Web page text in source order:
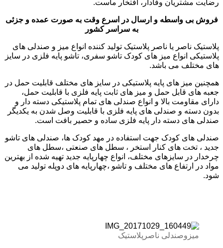
رضایت مشتریان وفادار، افتخار ماست.
فروش بی واسطه و ارسال در اسرع وقت به صورت عمده و جزئی
به سراسر کشور
پلاستیک ناصر یا ناصر پلاستیک تولید کننده انواع میز و صندلی های
پلاستیکی انواع میز های کودک تاشو سفری، تاشو پایه فلزی در سایز
های مختلف می باشد.
همچنین میز های پایه پلاستیکی در سایز های مختلف قابلیت حمل در
جعبه های قابل حمل و میز های ثابت پایه فلزی با قابلیت حمل،
دارای مقاومت بالا و انواع صندلی های تمام پلاستیکی دسته دار و
بدون دسته و صندلی های پایه فلزی با قابلیت وصل شدن به یکدیگر
صندلی های دسته دار پایه فلزی ساده و حصیر بافت است.
صندلی های کودک جهت استفاده در مهد کودک ها، صندلی های تاشو
جدید ، تخت های کنار استخر ، سطل های صنعتی ،سطل های
چرخدار در سایزهای مختلف، انواع چهارپایه جدید تهیه شده از بهترین
مواد در ارتفاع های مختلف و تاشو ،چهارپایه های دوپله تولید می
شود.
میزوصندلی ناصرپلاستیک